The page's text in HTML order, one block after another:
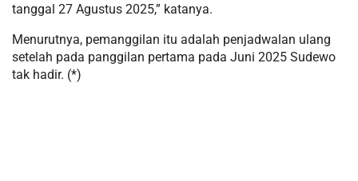
tanggal 27 Agustus 2025,” katanya.
Menurutnya, pemanggilan itu adalah penjadwalan ulang
setelah pada panggilan pertama pada Juni 2025 Sudewo
tak hadir. (*)